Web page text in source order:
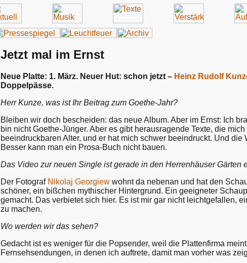
Jetzt mal im Ernst
Neue Platte: 1. März. Neuer Hut: schon jetzt – Heinz Rudolf
Doppelpässe.
Herr Kunze, was ist Ihr Beitrag zum Goethe-Jahr?
Bleiben wir doch bescheiden: das neue Album. Aber im Ernst: Ich
bin nicht Goethe-Jünger. Aber es gibt herausragende Texte, die
beeindruckbaren Alter, und er hat mich schwer beeindruckt. Und
Besser kann man ein Prosa-Buch nicht bauen.
Das Video zur neuen Single ist gerade in den Herrenhäuser Gärten
Der Fotograf Nikolaj Georgiew wohnt da nebenan und hat den
schöner, ein bißchen mythischer Hintergrund. Ein geeigneter
gemacht. Das verbietet sich hier. Es ist mir gar nicht leichtgefallen,
zu machen.
Wo werden wir das sehen?
Gedacht ist es weniger für die Popsender, weil die Plattenfirma
Fernsehsendungen, in denen ich auftrete, damit man vorher was